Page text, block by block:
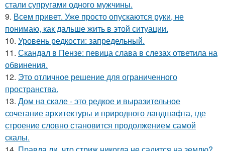
стали супругами одного мужчины.
9. Всем привет. Уже просто опускаются руки, не
понимаю, как дальше жить в этой ситуации.
10. Уровень редкости: запредельный.
11. Скандал в Пензе: певица слава в слезах ответила на
обвинения.
12. Это отличное решение для ограниченного
пространства.
13. Дом на скале - это редкое и выразительное
сочетание архитектуры и природного ландшафта, где
строение словно становится продолжением самой
скалы.